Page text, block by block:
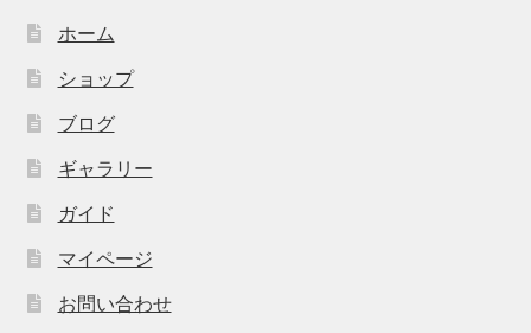
ホーム
ショップ
ブログ
ギャラリー
ガイド
マイページ
お問い合わせ